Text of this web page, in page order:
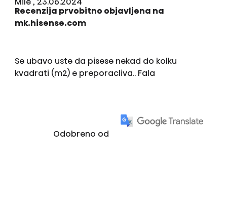
Recenzija prvobitno objavljena na
mk.hisense.com
Se ubavo uste da pisese nekad do kolku
kvadrati (m2) e preporacliva.. Fala
Odobreno od